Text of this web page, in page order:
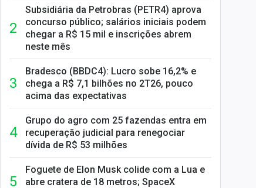
Subsidiária da Petrobras (PETR4) aprova
concurso público; salários iniciais podem
chegar a R$ 15 mil e inscrições abrem
neste mês
Bradesco (BBDC4): Lucro sobe 16,2% e
chega a R$ 7,1 bilhões no 2T26, pouco
acima das expectativas
Grupo do agro com 25 fazendas entra em
recuperação judicial para renegociar
dívida de R$ 53 milhões
Foguete de Elon Musk colide com a Lua e
abre cratera de 18 metros; SpaceX